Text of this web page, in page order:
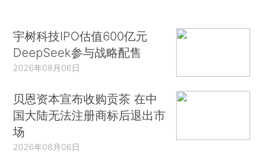
宇树科技IPO估值600亿元
DeepSeek参与战略配售
2026年08月06日
贝恩资本宣布收购贡茶 在中
国大陆无法注册商标后退出市
场
2026年08月06日